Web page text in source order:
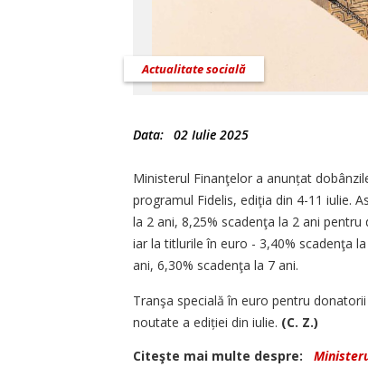
Actualitate socială
Data: 02 Iulie 2025
Ministerul Finanţelor a anunțat
programul Fidelis, ediţia din 4-11 iulie.
la 2 ani, 8,25% scadenţa la 2 ani
iar la titlurile în euro - 3,40% scadenţa
ani, 6,30% scadenţa la 7 ani.
Tranşa specială în euro pentru
noutate a ediției din iulie. (C. Z.)
Citeşte mai multe despre: